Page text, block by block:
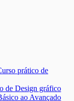
de Design gráfico